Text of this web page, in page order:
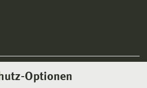
Optionen